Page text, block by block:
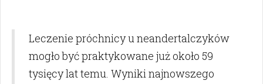
Leczenie próchnicy u neandertalczyków
mogło być praktykowane już około 59
tysięcy lat temu. Wyniki najnowszego